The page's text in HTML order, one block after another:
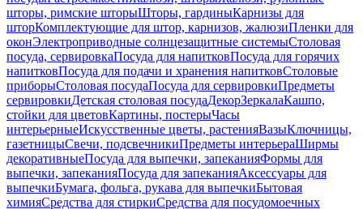
шторы, римские шторыШторы, гардиныКарнизы для
шторКомплектующие для штор, карнизов, жалюзиПленки для
оконЭлектроприводные солнцезащитные системыСтоловая
посуда, сервировкаПосуда для напитковПосуда для горячих
напитковПосуда для подачи и хранения напитковСтоловые
приборыСтоловая посудаПосуда для сервировкиПредметы
сервировкиДетская столовая посудаДекорЗеркалаКашпо,
стойки для цветовКартины, постерыЧасы
интерьерныеИскусственные цветы, растенияВазыКлючницы,
газетницыСвечи, подсвечникиПредметы интерьераШирмы
декоративныеПосуда для выпечки, запеканияФормы для
выпечки, запеканияПосуда для запеканияАксессуары для
выпечкиБумага, фольга, рукава для выпечкиБытовая
химияСредства для стиркиСредства для посудомоечных